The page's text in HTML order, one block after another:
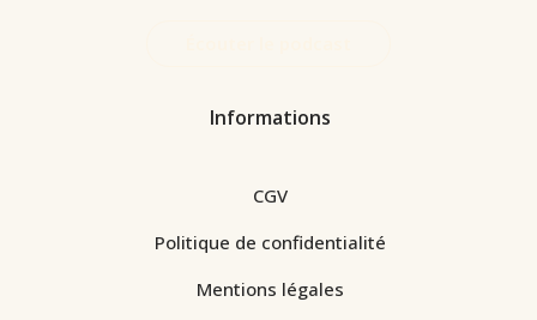
Informations
CGV
Politique de confidentialité
Mentions légales